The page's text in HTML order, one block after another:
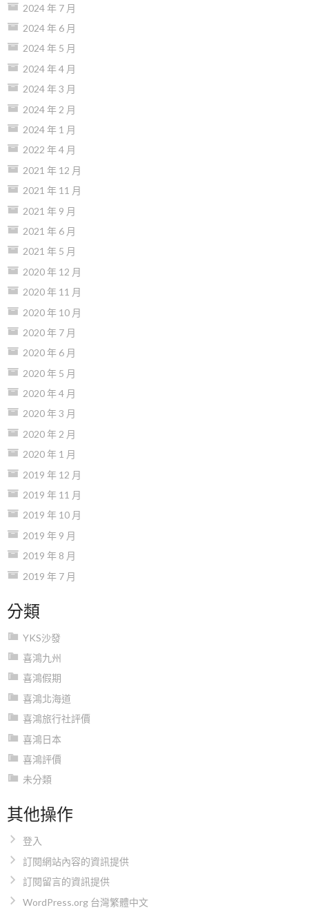
2024 年 7 月
2024 年 6 月
2024 年 5 月
2024 年 4 月
2024 年 3 月
2024 年 2 月
2024 年 1 月
2022 年 4 月
2021 年 12 月
2021 年 11 月
2021 年 9 月
2021 年 6 月
2021 年 5 月
2020 年 12 月
2020 年 11 月
2020 年 10 月
2020 年 7 月
2020 年 6 月
2020 年 5 月
2020 年 4 月
2020 年 3 月
2020 年 2 月
2020 年 1 月
2019 年 12 月
2019 年 11 月
2019 年 10 月
2019 年 9 月
2019 年 8 月
2019 年 7 月
分類
YKS沙發
喜鴻九州
喜鴻假期
喜鴻北海道
喜鴻旅行社評價
喜鴻日本
喜鴻評價
未分類
其他操作
登入
訂閱網站內容的資訊提供
訂閱留言的資訊提供
WordPress.org 台灣繁體中文